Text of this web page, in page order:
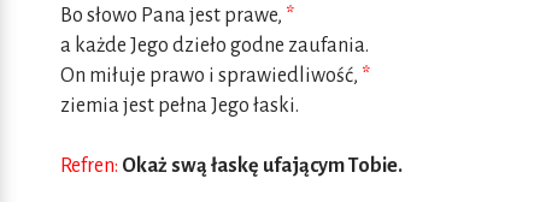
Bo słowo Pana jest prawe, *
a każde Jego dzieło godne zaufania.
On miłuje prawo i sprawiedliwość, *
ziemia jest pełna Jego łaski.
Refren: Okaż swą łaskę ufającym Tobie.